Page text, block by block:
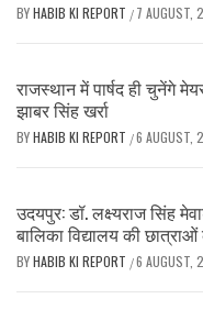
BYHABIB KI REPORT / 7 AUGUST,
राजस्थान में पार्षद ही चुनेंगे
झाबर सिंह खर्रा
BYHABIB KI REPORT /6 AUGUST,
उदयपुर: डॉ. लक्ष्यराज सिंह
बालिका विद्यालय की
BYHABIB KI REPORT /6 AUGUST,